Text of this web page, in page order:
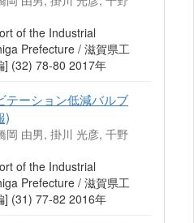
of the Industrial
Prefecture / 滋賀県工
] (32) 78-80 2017年
テーション低減バルブ
)
岡 由男, 掛川 光彦, 千野
of the Industrial
Prefecture / 滋賀県工
] (31) 77-82 2016年